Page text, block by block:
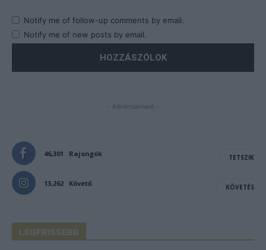
Notify me of follow-up comments by email.
Notify me of new posts by email.
- Advertisement -
46,301 Rajongók TETSZIK
13,262 Követő KÖVETÉS
LEGFRISSEBB